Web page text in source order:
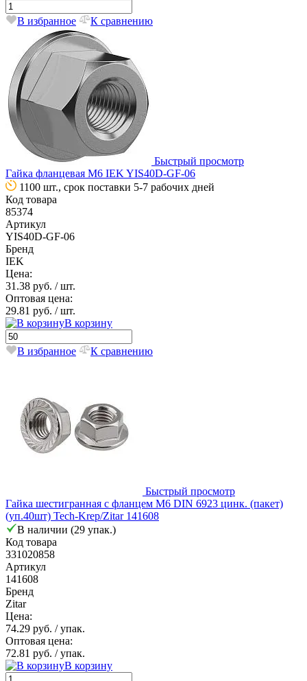
В избранное К сравнению
Быстрый просмотр
Гайка фланцевая М6 IEK YIS40D-GF-06
1100 шт., срок поставки 5-7 рабочих дней
Код товара
85374
Артикул
YIS40D-GF-06
Бренд
IEK
Цена:
31.38 руб. / шт.
Оптовая цена:
29.81 руб. / шт.
В корзину
В избранное К сравнению
Быстрый просмотр
Гайка шестигранная с фланцем М6 DIN 6923 цинк. (пакет)
(уп.40шт) Tech-Krep/Zitar 141608
В наличии (29 упак.)
Код товара
331020858
Артикул
141608
Бренд
Zitar
Цена:
74.29 руб. / упак.
Оптовая цена:
72.81 руб. / упак.
В корзину